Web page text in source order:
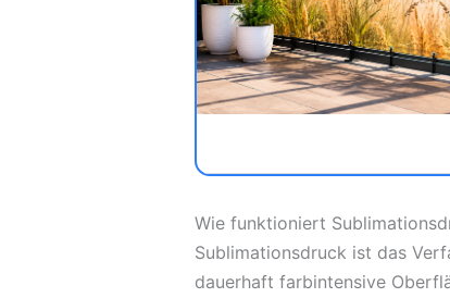
Wie funktioniert
Sublimationsdruck ist das
dauerhaft farbintensive